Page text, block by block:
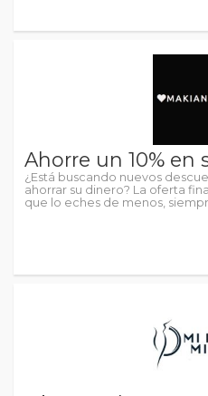
Ahorre un 10% en
¿Está buscando nuevos
ahorrar su dinero? La oferta
que lo eches de menos,